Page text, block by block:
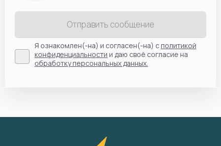
Отправить сообщение
Я ознакомлен(-на) и согласен(-на) сполитикой
конфиденциальности и даю своё согласие на
обработку персональных данных.